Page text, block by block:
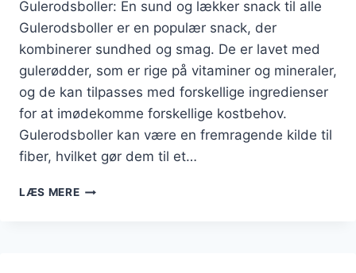
Gulerodsboller: En sund og lækker snack til alle
Gulerodsboller er en populær snack, der
kombinerer sundhed og smag. De er lavet med
gulerødder, som er rige på vitaminer og mineraler,
og de kan tilpasses med forskellige ingredienser
for at imødekomme forskellige kostbehov.
Gulerodsboller kan være en fremragende kilde til
fiber, hvilket gør dem til et…
LÆS MEREGULERODSBOLLER